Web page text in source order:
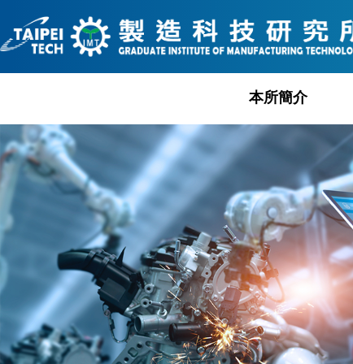
到
主
要
本所簡介